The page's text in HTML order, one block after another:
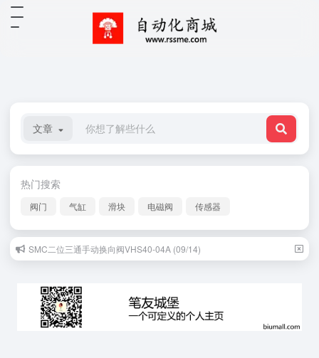
文章
热门搜索
阀门 气缸 滑块 电磁阀 传感器
SMC二位三通手动换向阀VHS40-04A (09/14)